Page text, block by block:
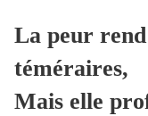
La peur
téméraires,
Mais elle